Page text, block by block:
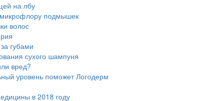
на лбу
подмышек
волос
губами
сухого шампуня
вред?
уровень поможет Логодерм
в 2018 году